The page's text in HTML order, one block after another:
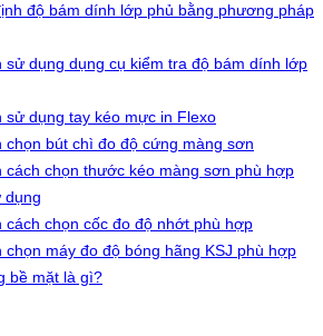
độ bám dính lớp phủ bằng phương pháp
sử dụng dụng cụ kiểm tra độ bám dính lớp
sử dụng tay kéo mực in Flexo
chọn bút chì đo độ cứng màng sơn
cách chọn thước kéo màng sơn phù hợp
dụng
cách chọn cốc đo độ nhớt phù hợp
chọn máy đo độ bóng hãng KSJ phù hợp
bề mặt là gì?